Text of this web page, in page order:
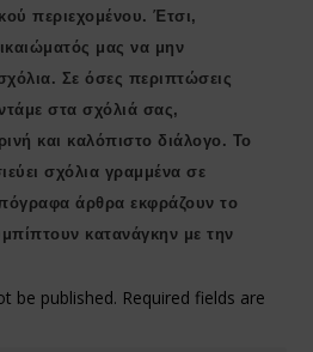
περιεχομένου. Έτσι,
μας να μην
Σε όσες περιπτώσεις
στα σχόλιά σας,
και καλόπιστο διάλογο. Το
σχόλια γραμμένα σε
άρθρα εκφράζουν το
κατανάγκην με την
be published. Required fields are